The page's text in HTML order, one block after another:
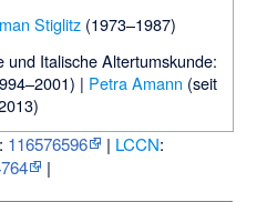
Stiglitz(1973–1987)
und Italische Altertumskunde:
| Petra Amann (seit
: 116576596 | LCCN:
|